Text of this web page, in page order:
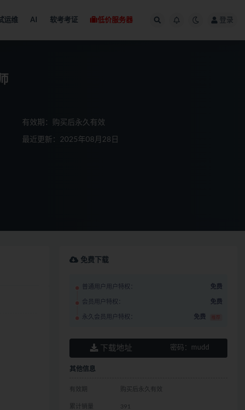
运维 AI 软考考证 低价服务器 登录
有效期：购买后永久有效
最近更新：2025年08月28日
免费下载
普通用户用户特权： 免费
会员用户特权： 免费
永久会员用户特权： 免费 推荐
下载地址 密码： mudd
其他信息
有效期 购买后永久有效
累计销量 391